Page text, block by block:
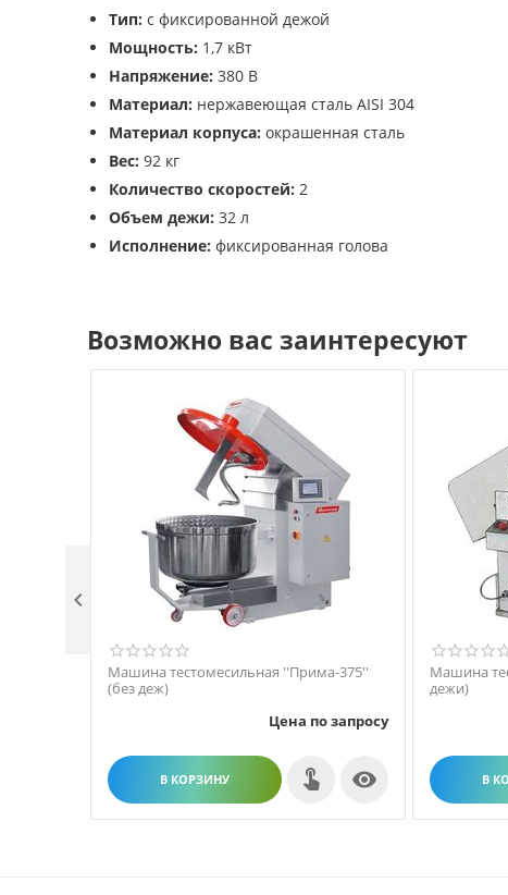
Тип: с фиксированной дежой
Мощность: 1,7 кВт
Напряжение: 380 В
Материал: нержавеющая сталь AISI 304
Материал корпуса: окрашенная сталь
Вес: 92 кг
Количество скоростей: 2
Объем дежи: 32 л
Исполнение: фиксированная голова
Возможно вас заинтересуют
Машина тестомесильная ''Прима-375''
(без деж)
Цена по запросу
В КОРЗИНУ 
Машина
дежи)
В
